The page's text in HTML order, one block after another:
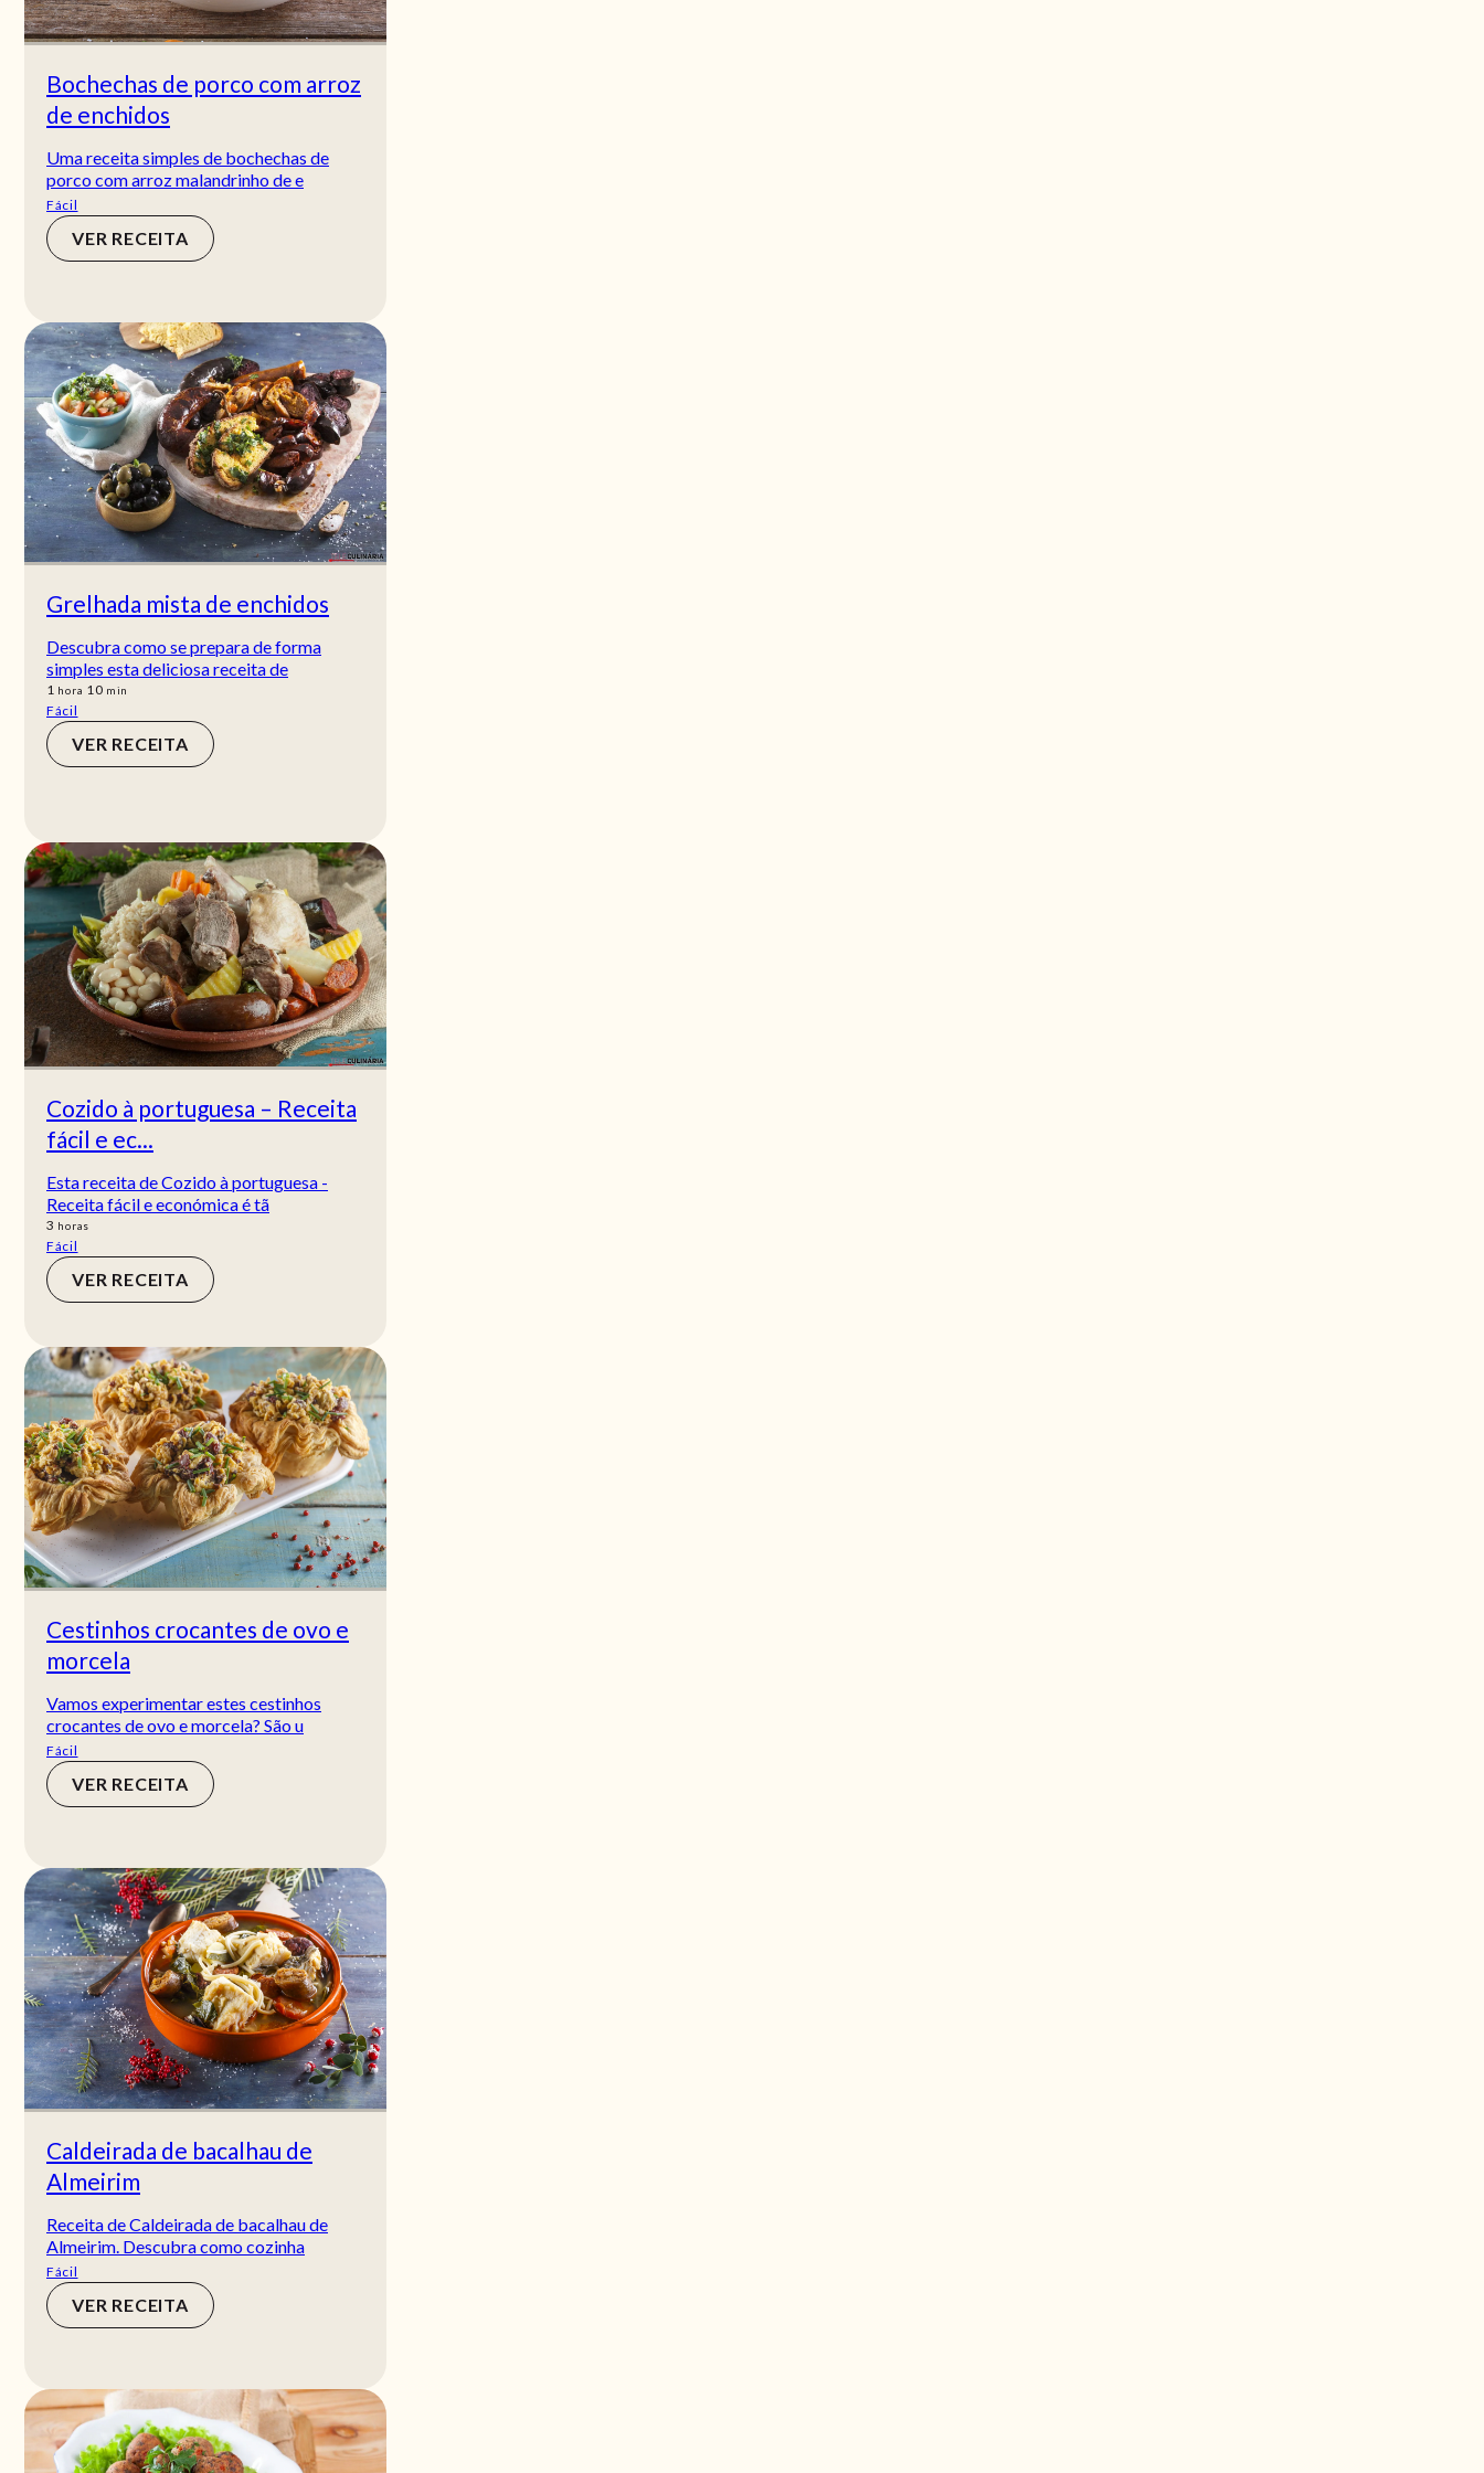
Bochechas de porco com arroz
de enchidos
Uma receita simples de bochechas de
porco com arroz malandrinho de e
Fácil
VER RECEITA
Grelhada mista de enchidos
Descubra como se prepara de forma
simples esta deliciosa receita de
1 hora
hora 10min
min
Fácil
VER RECEITA
Cozido à portuguesa – Receita
fácil e ec...
Esta receita de Cozido à portuguesa -
Receita fácil e económica é tã
3 horas
horas
Fácil
VER RECEITA
Cestinhos crocantes de ovo e
morcela
Vamos experimentar estes cestinhos
crocantes de ovo e morcela? São u
Fácil
VER RECEITA
Caldeirada de bacalhau de
Almeirim
Receita de Caldeirada de bacalhau de
Almeirim. Descubra como cozinha
Fácil
VER RECEITA